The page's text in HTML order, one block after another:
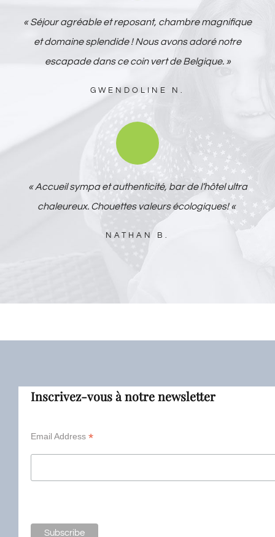
« Séjour agréable et reposant, chambre magnifique
et domaine splendide ! Nous avons adoré notre
escapade dans ce coin vert de Belgique. »
GWENDOLINE N.
« Accueil sympa et authenticité, bar de l’hôtel ultra
chaleureux. Chouettes valeurs écologiques! «
NATHAN B.
Inscrivez-vous à notre newsletter
Email Address *